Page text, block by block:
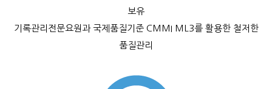
보유
기록관리전문요원과 국제품질기준 CMMI ML3를 활용한 철저한
품질관리